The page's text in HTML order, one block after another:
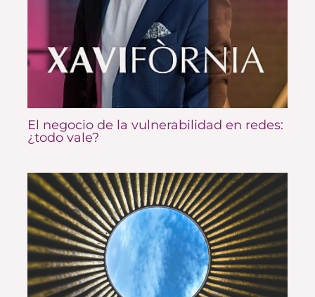
El negocio de la vulnerabilidad en redes:
¿todo vale?